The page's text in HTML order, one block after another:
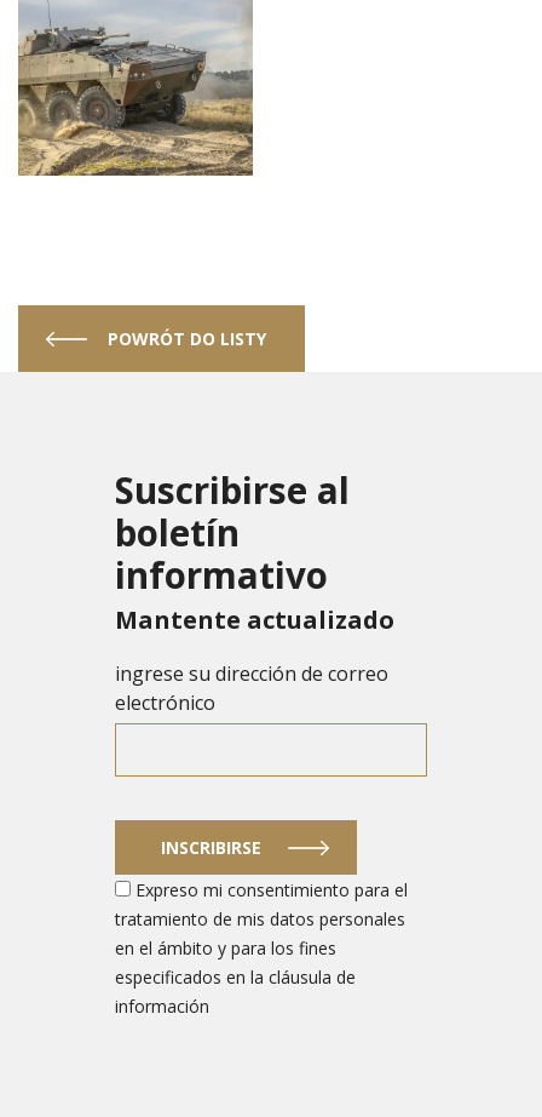
POWRÓT DO LISTY
Suscribirse al
boletín
informativo
Mantente actualizado
ingrese su dirección de correo
electrónico
INSCRIBIRSE
Expreso mi consentimiento para el
tratamiento de mis datos personales
en el ámbito y para los fines
especificados en la cláusula de
información